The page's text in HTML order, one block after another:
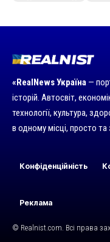
«RealNews Україна —
історій. Автосвіт,
технології, культура,
в одному місці, просто та
Конфіденційність
Реклама
© Realnist.com. Всі права